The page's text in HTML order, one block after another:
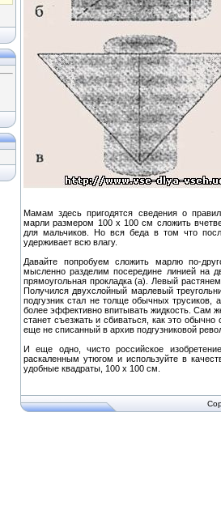
Мамам здесь пригодятся сведения о
марли размером 100 х 100 см сложить
для мальчиков. Но вся беда в том что
удерживает всю влагу.
Давайте попробуем сложить марлю по-
мысленно разделим посередине линией на
прямоугольная прокладка (а). Левый
Получился двухслойный марлевый
подгузник стал не толще обычных трусиков,
более эффективно впитывать жидкость. Сам
станет съезжать и сбиваться, как это
еще не списанный в архив подгузниковой
И еще одно, чисто российское
раскаленным утюгом и используйте в
удобные квадраты, 100 х 100 см.